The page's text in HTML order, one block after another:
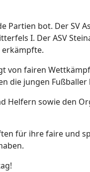
Partien bot. Der
I. Der ASV
erkämpfte.
von fairen
die jungen
Helfern sowie den
für ihre faire und